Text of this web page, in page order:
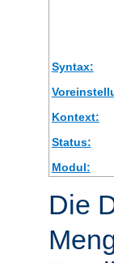
Syntax:
Kontext:
Status:
Modul:
Die